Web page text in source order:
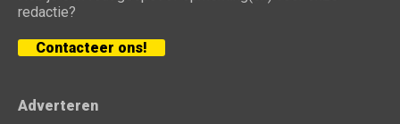
redactie?
Contacteer ons!
Adverteren